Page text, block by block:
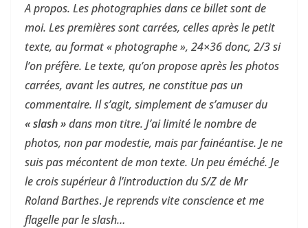
A propos. Les photographies dans ce billet sont de
moi. Les premières sont carrées, celles après le petit
texte, au format « photographe », 24×36 donc, 2/3 si
l’on préfère. Le texte, qu’on propose après les photos
carrées, avant les autres, ne constitue pas un
commentaire. Il s’agit, simplement de s’amuser du
« slash »dans mon titre. J’ai limité le nombre de
photos, non par modestie, mais par fainéantise. Je ne
suis pas mécontent de mon texte. Unpeu éméché. Je
le crois supérieur â l’introduction du S/Z de Mr
Roland Barthes. Je reprends vite conscience et me
flagelle par le slash…